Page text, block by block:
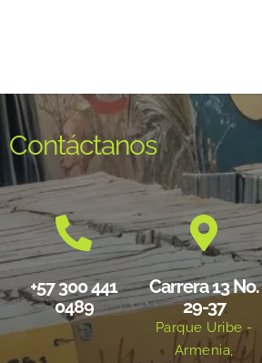
Contáctanos
+57 300 441
0489
Carrera 13 No.
29-37
Parque Uribe -
Armenia,